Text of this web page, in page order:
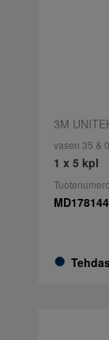
3M
vasen 35 &
1 x 5 kpl
MD178144